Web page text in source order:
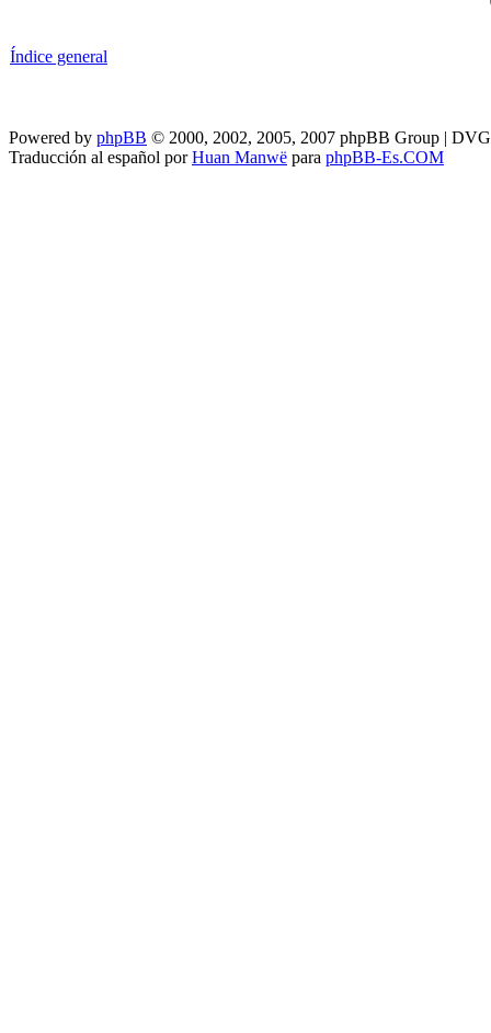
Índice general
Powered by phpBB © 2000, 2002, 2005, 2007 phpBB Group |
Traducción al español porHuan Manwë para phpBB-Es.COM